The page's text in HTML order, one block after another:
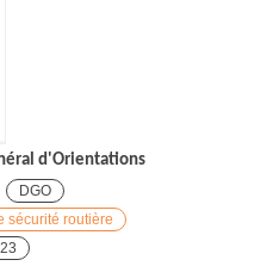
d'Orientations
DGO
sécurité routière